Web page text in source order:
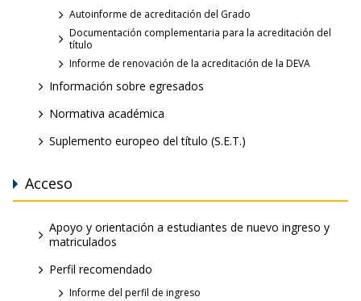
Autoinforme de acreditación del Grado
Documentación complementaria para la acreditación del
título
Informe de renovación de la acreditación de la DEVA
Información sobre egresados
Normativa académica
Suplemento europeo del título (S.E.T.)
Acceso
Apoyo y orientación a estudiantes de nuevo ingreso y
matriculados
Perfil recomendado
Informe del perfil de ingreso